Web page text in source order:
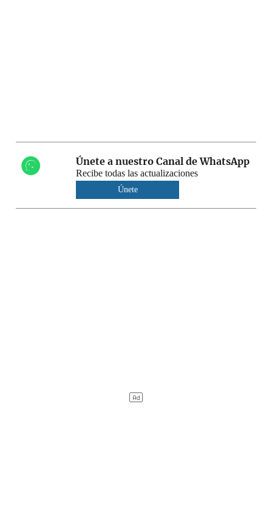
Únete a nuestro Canal de WhatsApp
Recibe todas las actualizaciones
Únete